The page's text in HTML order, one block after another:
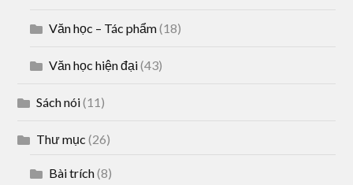
Văn học – Tác phẩm(18)
Văn học hiện đại(43)
Sách nói(11)
Thư mục (26)
Bài trích(8)